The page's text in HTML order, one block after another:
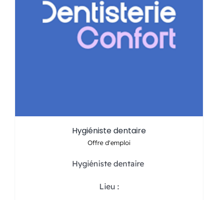
Hygiéniste dentaire
Offre d'emploi
Hygiéniste dentaire
Lieu :